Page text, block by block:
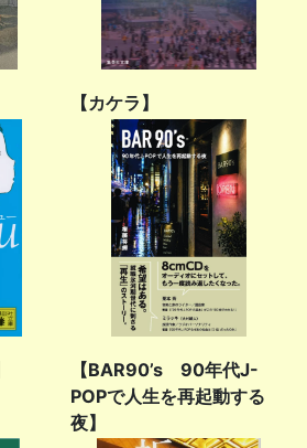
【カケラ】
【BAR90’s 90年代J-
POPで人生を再起動する
夜】